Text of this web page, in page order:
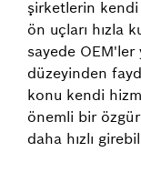
şirketlerin
ön uçları hızla
sayede
düzeyinden
konu kendi
önemli bir
daha hızlı